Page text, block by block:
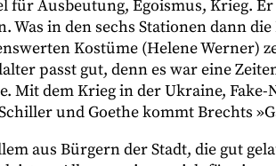
für Ausbeutung, Egoismus, Krieg.
Was in den sechs Stationen dann
Kostüme (Helene Werner)
passt gut, denn es war eine
Mit dem Krieg in der Ukraine, Fake-
und Goethe kommt Brechts
aus Bürgern der Stadt, die gut